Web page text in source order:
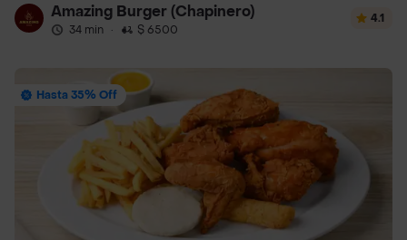
Amazing Burger (Chapinero)
34 min · $ 6500
4.1
Hasta 35% Off